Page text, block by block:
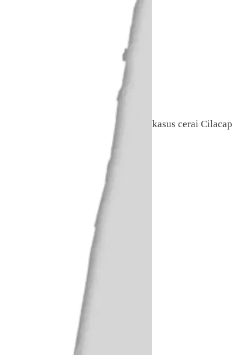
kasus cerai Cilacap